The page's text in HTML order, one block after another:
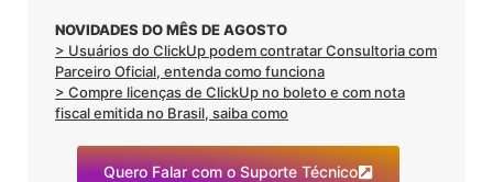
NOVIDADES DO MÊS DE AGOSTO
> Usuários do ClickUp podem contratar Consultoria com
Parceiro Oficial, entenda como funciona
> Compre licenças de ClickUp no boleto e com nota
fiscal emitida no Brasil, saiba como
Quero Falar com o Suporte Técnico